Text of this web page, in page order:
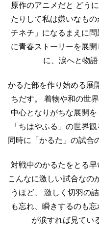
原作のアニメだと どう
たりして私は嫌いなもの
チネチ」になるまえに問
に青春ストーリーを展開
に、涙へと物
かるた部を作り始める展
ちだす。
着物や和の世
中心となりがちな展開を
「ちはやふる」の世界
同時に「かるた」の試合
対戦中のかるたをとる早
こんなに激しい試合なの
うほど、
激しく切羽の
も忘れ、瞬きするのも忘
が涙すれば見てい